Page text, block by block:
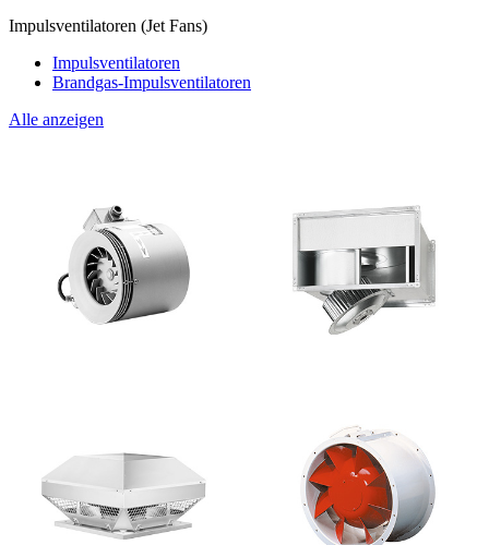
Impulsventilatoren (Jet Fans)
Impulsventilatoren
Brandgas-Impulsventilatoren
Alle anzeigen